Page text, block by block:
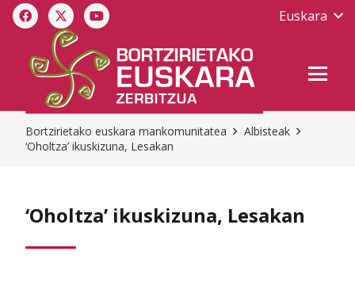
Euskara
Bortzirietako euskara mankomunitatea
Albisteak
‘Oholtza’ ikuskizuna, Lesakan
‘Oholtza’ ikuskizuna, Lesakan